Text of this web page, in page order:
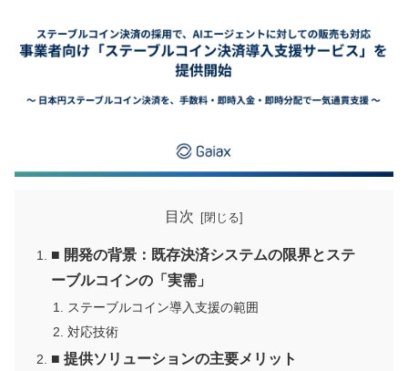
目次
■ 開発の背景：既存決済システムの限界とステ
ーブルコインの「実需」
ステーブルコイン導入支援の範囲
対応技術
■ 提供ソリューションの主要メリット